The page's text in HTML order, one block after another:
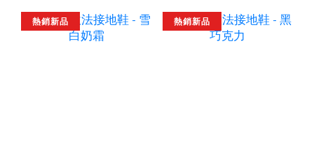
熱銷新品 熱銷新品